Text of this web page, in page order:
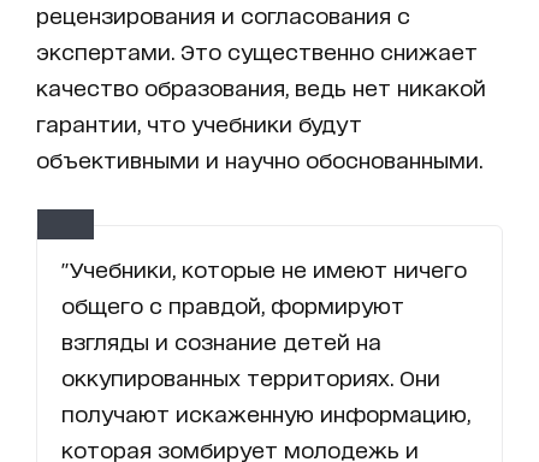
рецензирования и согласования с
экспертами. Это существенно снижает
качество образования, ведь нет никакой
гарантии, что учебники будут
объективными и научно обоснованными.
"Учебники, которые не имеют ничего
общего с правдой, формируют
взгляды и сознание детей на
оккупированных территориях. Они
получают искаженную информацию,
которая зомбирует молодежь и